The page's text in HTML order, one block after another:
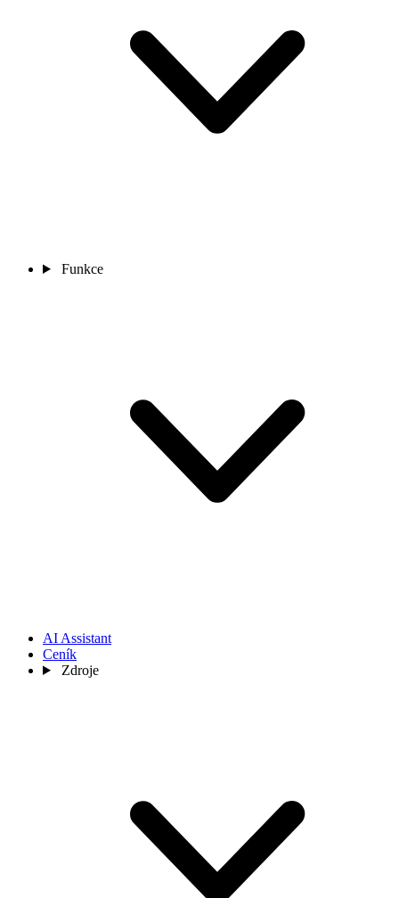
Funkce
AI Assistant
Ceník
Zdroje